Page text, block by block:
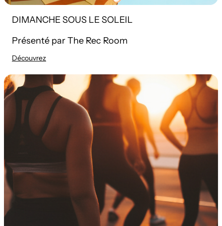
DIMANCHE SOUS LE SOLEIL
Présenté par The Rec Room
Découvrez